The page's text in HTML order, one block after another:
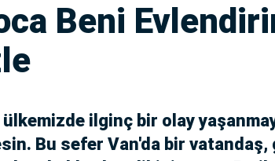
Beni
ilginç bir olay
Bu sefer Van'da bir vatandaş,